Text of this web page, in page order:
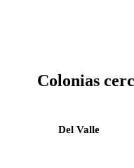
Colonias
Del Valle